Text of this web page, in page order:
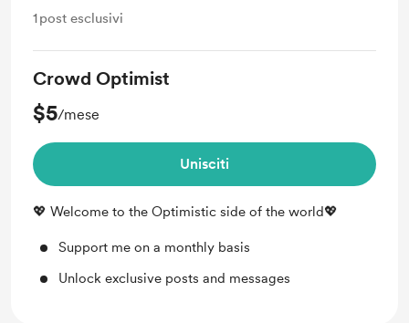
1post esclusivi
Crowd Optimist
$5/mese
Unisciti
💖 Welcome to the Optimistic side of the world💖
Support me on a monthly basis
Unlock exclusive posts and messages